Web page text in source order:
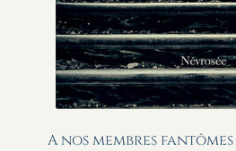
A nos membres